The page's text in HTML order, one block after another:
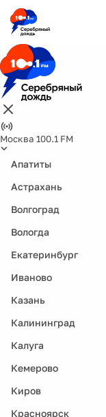
Москва 100.1 FM
Апатиты
Астрахань
Волгоград
Вологда
Екатеринбург
Иваново
Казань
Калининград
Калуга
Кемерово
Киров
Красноярск